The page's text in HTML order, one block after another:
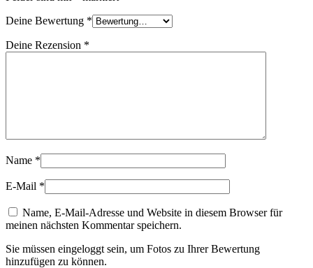
Deine Bewertung *
Deine Rezension *
Name *
E-Mail *
Name, E-Mail-Adresse und Website in diesem Browser für
meinen nächsten Kommentar speichern.
Sie müssen eingeloggt sein, um Fotos zu Ihrer Bewertung
hinzufügen zu können.